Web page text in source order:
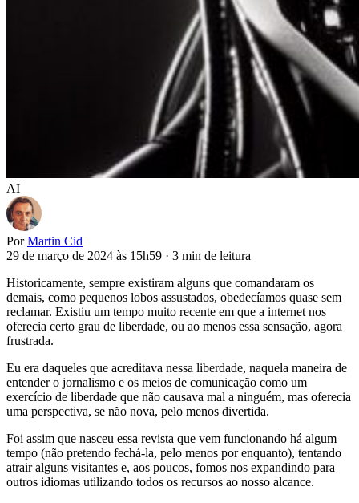
AI
Por Martin Cid
29 de março de 2024 às 15h59 · 3 min de leitura
Historicamente, sempre existiram alguns que comandaram os
demais, como pequenos lobos assustados, obedecíamos quase sem
reclamar. Existiu um tempo muito recente em que a internet nos
oferecia certo grau de liberdade, ou ao menos essa sensação, agora
frustrada.
Eu era daqueles que acreditava nessa liberdade, naquela maneira de
entender o jornalismo e os meios de comunicação como um
exercício de liberdade que não causava mal a ninguém, mas oferecia
uma perspectiva, se não nova, pelo menos divertida.
Foi assim que nasceu essa revista que vem funcionando há algum
tempo (não pretendo fechá-la, pelo menos por enquanto), tentando
atrair alguns visitantes e, aos poucos, fomos nos expandindo para
outros idiomas utilizando todos os recursos ao nosso alcance.